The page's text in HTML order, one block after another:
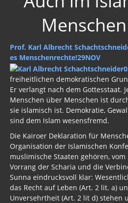
es Menschenrechte!29NOV
freiheitlichen demokratischen
Er verlangt nach dem Gottesstaat.
Menschen über Menschen ist
sie islamisch ist. Demokratie,
sind dem Islam wesensfremd.
Die Kairoer Deklaration für
Organisation der Islamischen
muslimische Staaten gehören, vom
Vorrang der Scharia und die
Sunna eindrucksvoll klar:
das Recht auf Leben (Art. 2 lit. a)
Unversehrtheit (Art. 2 lit d) stehen
Scharia.[1]